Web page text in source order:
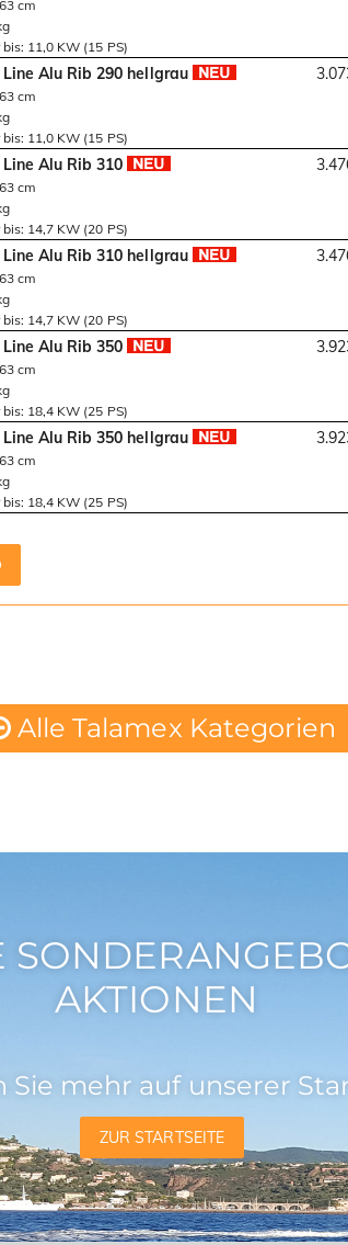
cm
11,0 KW (15 PS)
Alu Rib 290 hellgrau
cm
11,0 KW (15 PS)
Alu Rib 310
cm
14,7 KW (20 PS)
Alu Rib 310 hellgrau
cm
14,7 KW (20 PS)
Alu Rib 350
cm
18,4 KW (25 PS)
Alu Rib 350 hellgrau
cm
18,4 KW (25 PS)
Alle Talamex Kategorien
AKTIONEN
Sie mehr auf unserer
ZUR STARTSEITE